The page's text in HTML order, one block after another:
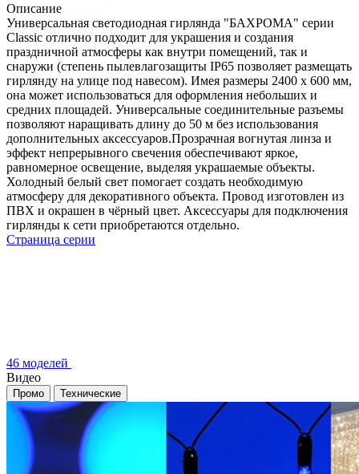
Описание
Универсальная светодиодная гирлянда "БАХРОМА" серии
Classic отлично подходит для украшения и создания
праздничной атмосферы как внутри помещений, так и
снаружи (степень пылевлагозащиты IP65 позволяет размещать
гирлянду на улице под навесом). Имея размеры 2400 x 600 мм,
она может использоваться для оформления небольших и
средних площадей. Универсальные соединительные разъемы
позволяют наращивать длину до 50 м без использования
дополнительных аксессуаров.Прозрачная вогнутая линза и
эффект непрерывного свечения обеспечивают яркое,
равномерное освещение, выделяя украшаемые объекты.
Холодный белый свет помогает создать необходимую
атмосферу для декоративного объекта. Провод изготовлен из
ПВХ и окрашен в чёрный цвет. Аксессуары для подключения
гирлянды к сети приобретаются отдельно.
Страница серии
46 моделей
Видео
Промо Технические